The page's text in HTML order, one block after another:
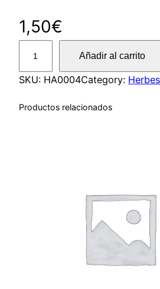
1,50€
n
a
Añadir al carrito
SKU: HA0004Category:
Productos relacionados